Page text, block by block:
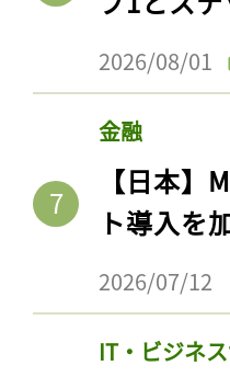
2026/08/01
金融
【日本
ト導入を
2026/07/12
IT・ビジネ